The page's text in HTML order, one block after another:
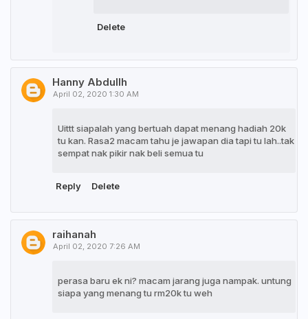
Delete
Hanny Abdullh
April 02, 2020 1:30 AM
Uittt siapalah yang bertuah dapat menang hadiah 20k
tu kan. Rasa2 macam tahu je jawapan dia tapi tu lah..tak
sempat nak pikir nak beli semua tu
Reply Delete
raihanah
April 02, 2020 7:26 AM
perasa baru ek ni? macam jarang juga nampak. untung
siapa yang menang tu rm20k tu weh